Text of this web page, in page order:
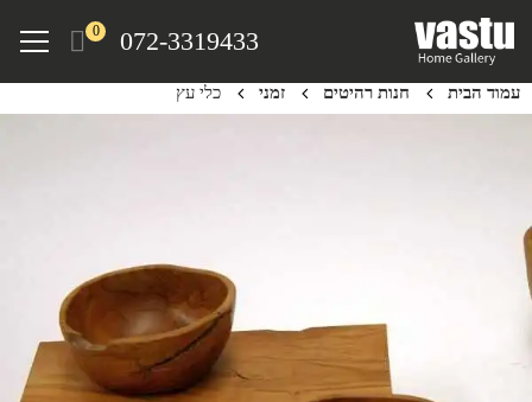
content
072-3319433
0
Menu
עמוד הבית חנות רהיטים זמני כלי עץ